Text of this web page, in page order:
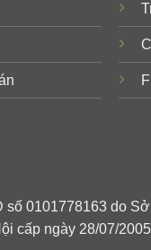
0101778163 do
cấp ngày 28/07/2005